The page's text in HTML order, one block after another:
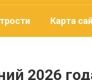
Карта
2026